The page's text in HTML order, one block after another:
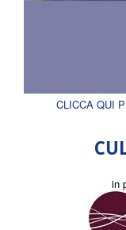
CLICCA QUI
in